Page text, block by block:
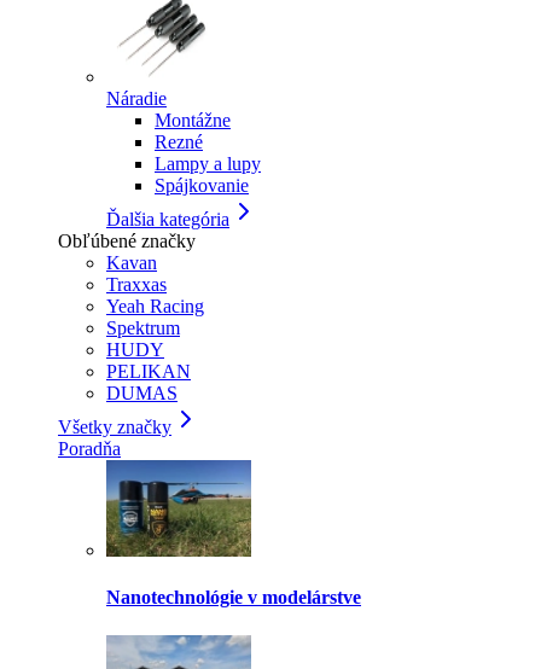
Náradie
Montážne
Rezné
Lampy a lupy
Spájkovanie
Ďalšia kategória
Obľúbené značky
Kavan
Traxxas
Yeah Racing
Spektrum
HUDY
PELIKAN
DUMAS
Všetky značky
Poradňa
Nanotechnológie v modelárstve